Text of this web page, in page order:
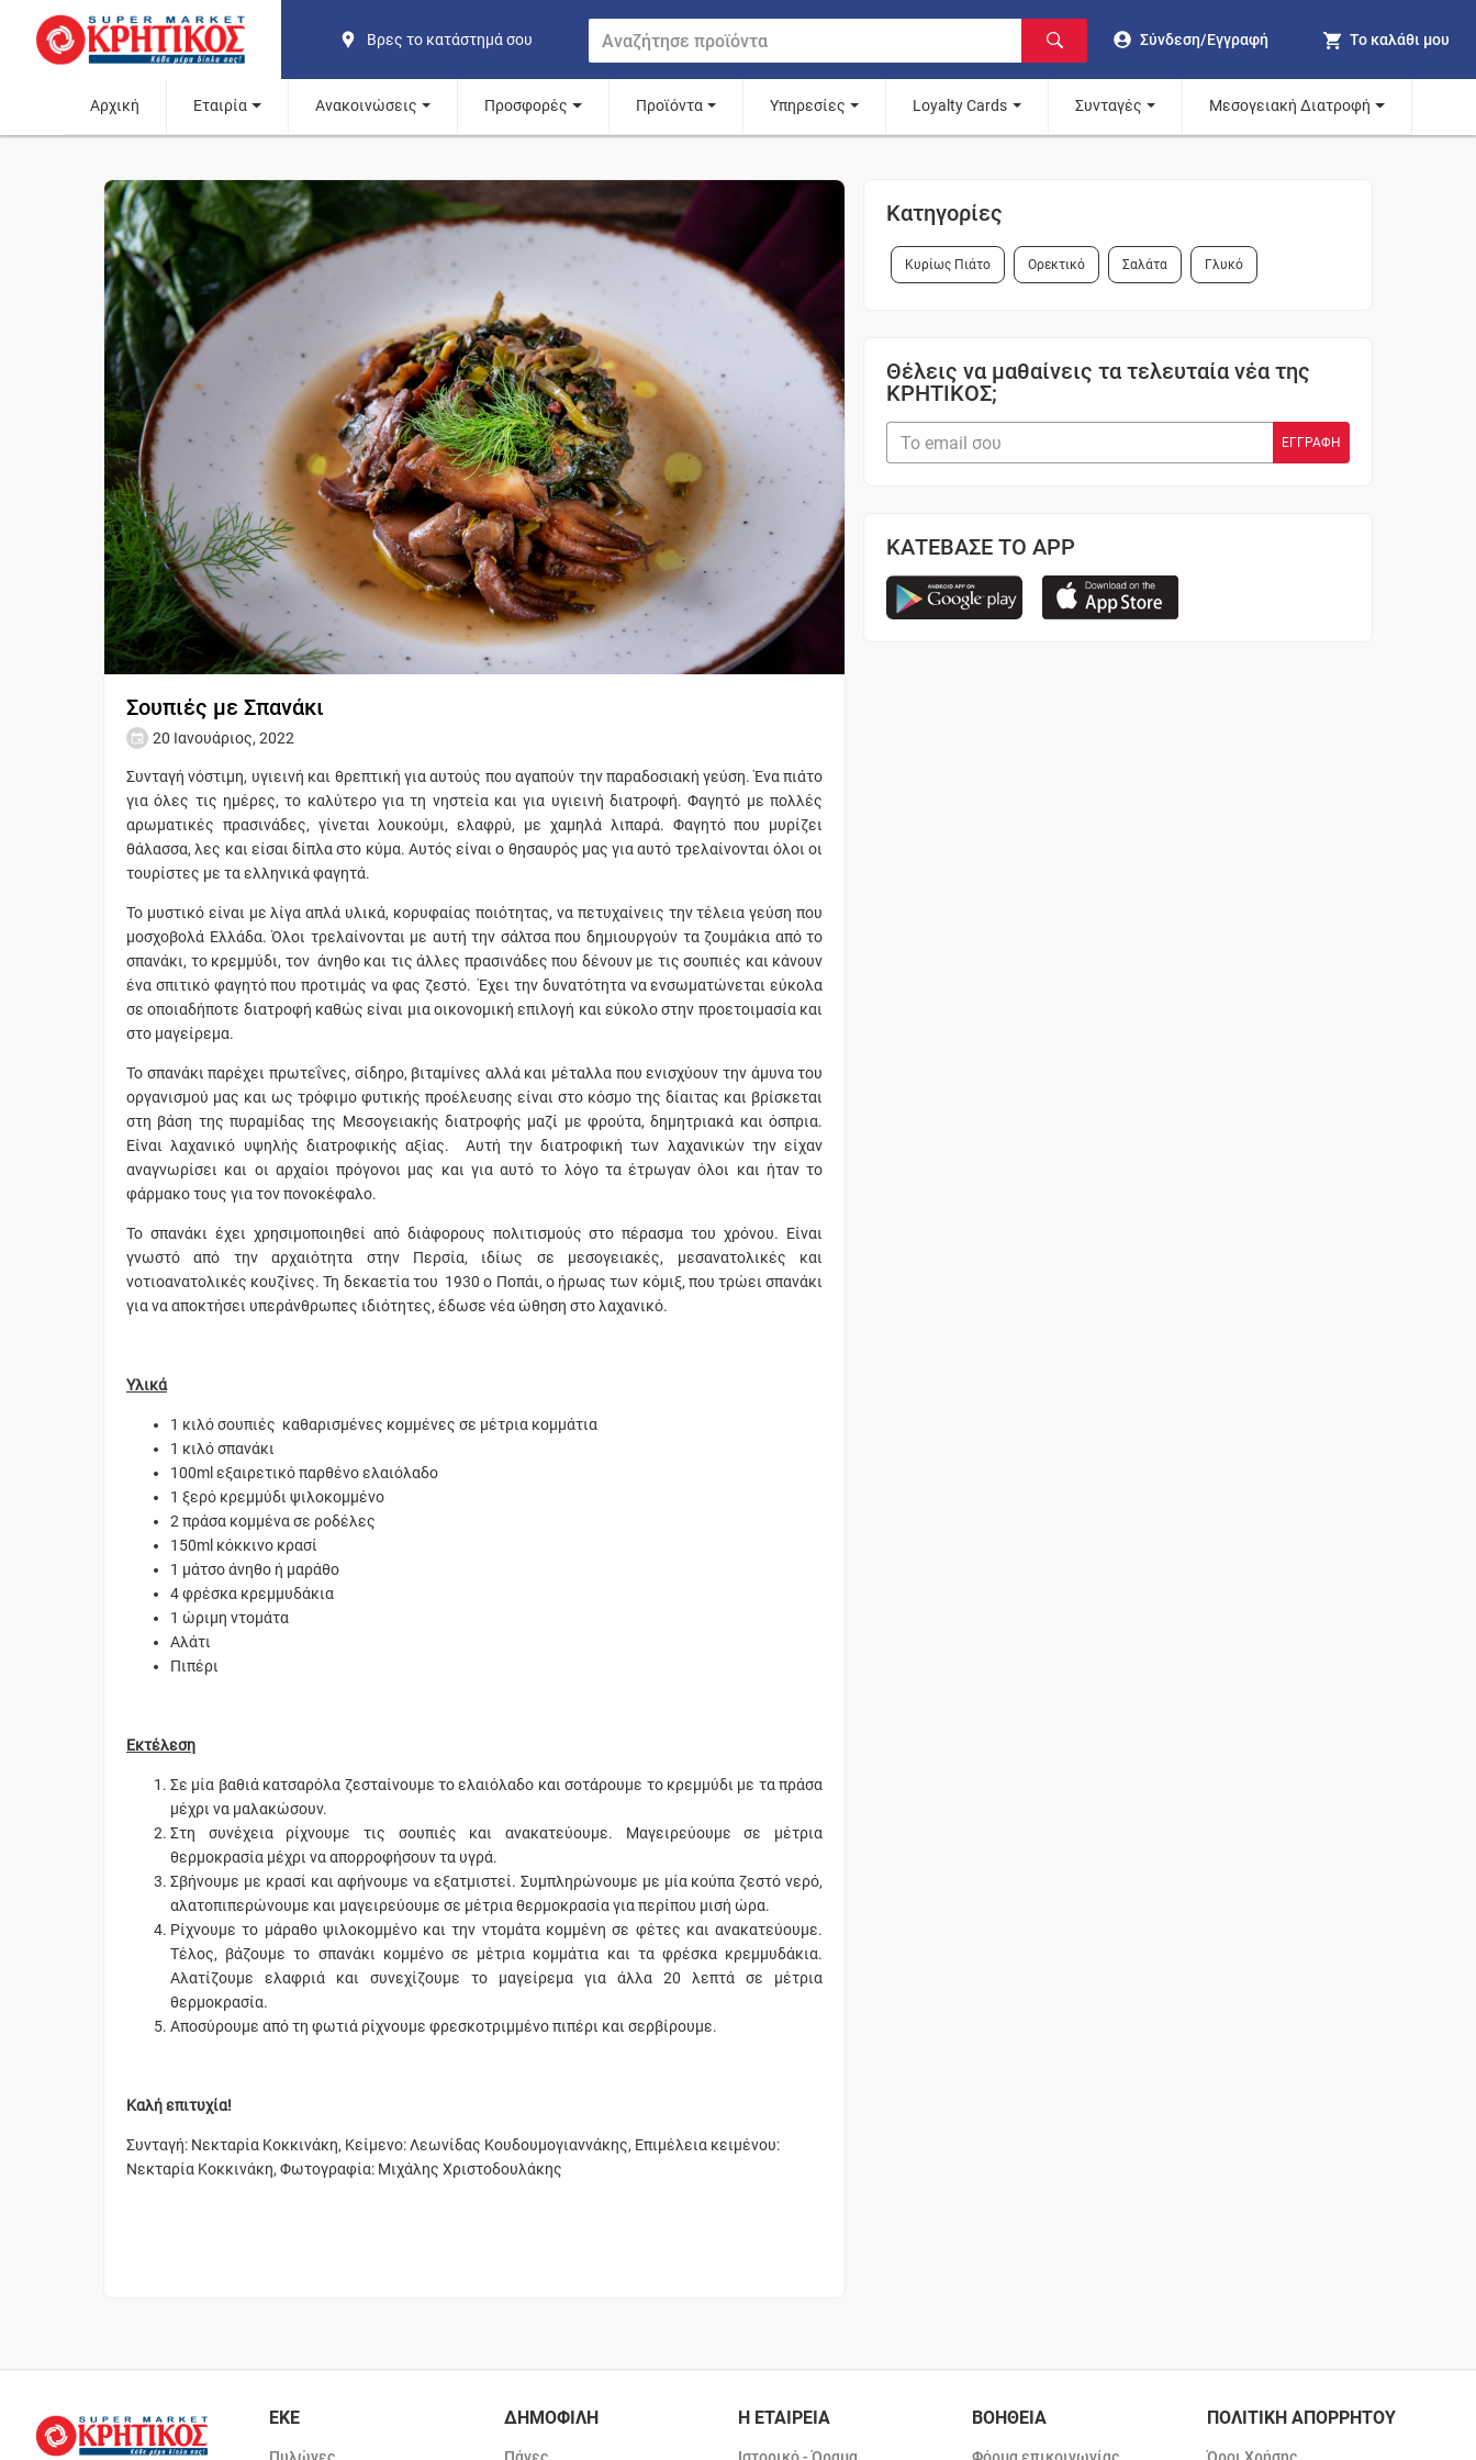
Βρες το κατάστημά σου Σύνδεση/Εγγραφή Το καλάθι μου
Αρχική Εταιρία Ανακοινώσεις Προσφορές Προϊόντα Υπηρεσίες Loyalty Cards Συνταγές Μεσογειακή Διατροφή
Σουπιές με Σπανάκι
20 Ιανουάριος, 2022
Συνταγή νόστιμη, υγιεινή και θρεπτική για αυτούς που αγαπούν την παραδοσιακή γεύση. Ένα πιάτο
για όλες τις ημέρες, το καλύτερο για τη νηστεία και για υγιεινή διατροφή. Φαγητό με πολλές
αρωματικές πρασινάδες, γίνεται λουκούμι, ελαφρύ, με χαμηλά λιπαρά. Φαγητό που μυρίζει
θάλασσα, λες και είσαι δίπλα στο κύμα. Αυτός είναι ο θησαυρός μας για αυτό τρελαίνονται όλοι οι
τουρίστες με τα ελληνικά φαγητά.
Το μυστικό είναι με λίγα απλά υλικά, κορυφαίας ποιότητας, να πετυχαίνεις την τέλεια γεύση που
μοσχοβολά Ελλάδα. Όλοι τρελαίνονται με αυτή την σάλτσα που δημιουργούν τα ζουμάκια από το
σπανάκι, το κρεμμύδι, τον άνηθο και τις άλλες πρασινάδες που δένουν με τις σουπιές και κάνουν
ένα σπιτικό φαγητό που προτιμάς να φας ζεστό. Έχει την δυνατότητα να ενσωματώνεται εύκολα
σε οποιαδήποτε διατροφή καθώς είναι μια οικονομική επιλογή και εύκολο στην προετοιμασία και
στο μαγείρεμα.
Το σπανάκι παρέχει πρωτεΐνες, σίδηρο, βιταμίνες αλλά και μέταλλα που ενισχύουν την άμυνα του
οργανισμού μας και ως τρόφιμο φυτικής προέλευσης είναι στο κόσμο της δίαιτας και βρίσκεται
στη βάση της πυραμίδας της Μεσογειακής διατροφής μαζί με φρούτα, δημητριακά και όσπρια.
Είναι λαχανικό υψηλής διατροφικής αξίας. Αυτή την διατροφική των λαχανικών την είχαν
αναγνωρίσει και οι αρχαίοι πρόγονοι μας και για αυτό το λόγο τα έτρωγαν όλοι και ήταν το
φάρμακο τους για τον πονοκέφαλο.
Το σπανάκι έχει χρησιμοποιηθεί από διάφορους πολιτισμούς στο πέρασμα του χρόνου. Είναι
γνωστό από την αρχαιότητα στην Περσία, ιδίως σε μεσογειακές, μεσανατολικές και
νοτιοανατολικές κουζίνες. Τη δεκαετία του 1930 ο Ποπάι, ο ήρωας των κόμιξ, που τρώει σπανάκι
για να αποκτήσει υπεράνθρωπες ιδιότητες, έδωσε νέα ώθηση στο λαχανικό.
Υλικά
1 κιλό σουπιές καθαρισμένες κομμένες σε μέτρια κομμάτια
1 κιλό σπανάκι
100ml εξαιρετικό παρθένο ελαιόλαδο
1 ξερό κρεμμύδι ψιλοκομμένο
2 πράσα κομμένα σε ροδέλες
150ml κόκκινο κρασί
1 μάτσο άνηθο ή μαράθο
4 φρέσκα κρεμμυδάκια
1 ώριμη ντομάτα
Αλάτι
Πιπέρι
Εκτέλεση
Σε μία βαθιά κατσαρόλα ζεσταίνουμε το ελαιόλαδο και σοτάρουμε το κρεμμύδι με τα πράσα
μέχρι να μαλακώσουν.
Στη συνέχεια ρίχνουμε τις σουπιές και ανακατεύουμε. Μαγειρεύουμε σε μέτρια
θερμοκρασία μέχρι να απορροφήσουν τα υγρά.
Σβήνουμε με κρασί και αφήνουμε να εξατμιστεί. Συμπληρώνουμε με μία κούπα ζεστό νερό,
αλατοπιπερώνουμε και μαγειρεύουμε σε μέτρια θερμοκρασία για περίπου μισή ώρα.
Ρίχνουμε το μάραθο ψιλοκομμένο και την ντομάτα κομμένη σε φέτες και ανακατεύουμε.
Τέλος, βάζουμε το σπανάκι κομμένο σε μέτρια κομμάτια και τα φρέσκα κρεμμυδάκια.
Αλατίζουμε ελαφριά και συνεχίζουμε το μαγείρεμα για άλλα 20 λεπτά σε μέτρια
θερμοκρασία.
Αποσύρουμε από τη φωτιά ρίχνουμε φρεσκοτριμμένο πιπέρι και σερβίρουμε.
Καλή επιτυχία!
Συνταγή: Νεκταρία Κοκκινάκη, Κείμενο: Λεωνίδας Κουδουμογιαννάκης, Επιμέλεια κειμένου:
Νεκταρία Κοκκινάκη, Φωτογραφία: Μιχάλης Χριστοδουλάκης
Κατηγορίες
Κυρίως Πιάτο Ορεκτικό Σαλάτα Γλυκό
Θέλεις να μαθαίνεις τα τελευταία νέα της
ΚΡΗΤΙΚΟΣ;
ΚΑΤΕΒΑΣΕ ΤΟ APP
ΕΚΕ ΔΗΜΟΦΙΛΗ Η ΕΤΑΙΡΕΙΑ ΒΟΗΘΕΙΑ ΠΟΛΙΤΙΚΗ ΑΠΟΡΡΗΤΟΥ